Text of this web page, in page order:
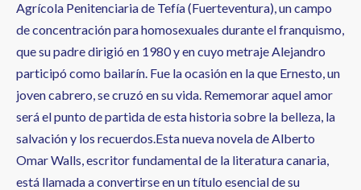
Agrícola Penitenciaria de Tefía (Fuerteventura), un campo
de concentración para homosexuales durante el franquismo,
que su padre dirigió en 1980 y en cuyo metraje Alejandro
participó como bailarín. Fue la ocasión en la que Ernesto, un
joven cabrero, se cruzó en su vida. Rememorar aquel amor
será el punto de partida de esta historia sobre la belleza, la
salvación y los recuerdos.Esta nueva novela de Alberto
Omar Walls, escritor fundamental de la literatura canaria,
está llamada a convertirse en un título esencial de su